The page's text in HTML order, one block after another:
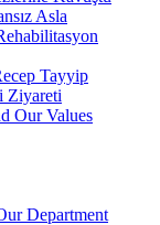
Asla
Tayyip
Ziyareti
Our Values
Department